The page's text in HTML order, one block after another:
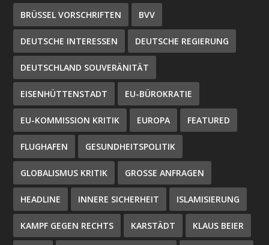
BRÜSSEL VORSCHRIFTEN BVV
DEUTSCHE INTERESSEN DEUTSCHE REGIERUNG
DEUTSCHLAND SOUVERÄNITÄT
EISENHÜTTENSTADT EU-BÜROKRATIE
EU-KOMMISSION KRITIK EUROPA FEATURED
FLUGHAFEN GESUNDHEITSPOLITIK
GLOBALISMUS KRITIK GROSSE ANFRAGEN
HEADLINE INNERE SICHERHEIT ISLAMISIERUNG
KAMPF GEGEN RECHTS KARSTÄDT KLAUS BEIER